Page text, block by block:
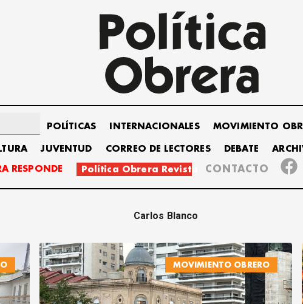
POLÍTICAS INTERNACIONALES MOVIMIENTO
JUVENTUD CORREO DE LECTORES DEBATE
RESPONDE Política Obrera Revista CONTACTO
Carlos Blanco
MOVIMIENTO OBRERO